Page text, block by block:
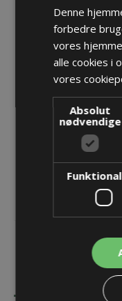
PMAFIX Pro
Producent:
Opret
Denne
forbedre
vores
alle cookies i
vores
Absolut
nødvendige